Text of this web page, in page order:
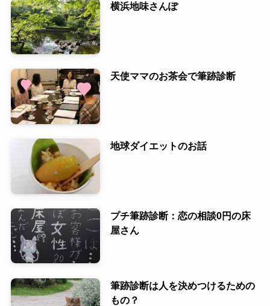
横浜地味さんぽ
天使ママのお茶会で筆跡診断
地球ダイエットのお話
プチ筆跡診断：恋の相談0円の床
屋さん
筆跡診断は人を決めつけるための
もの？